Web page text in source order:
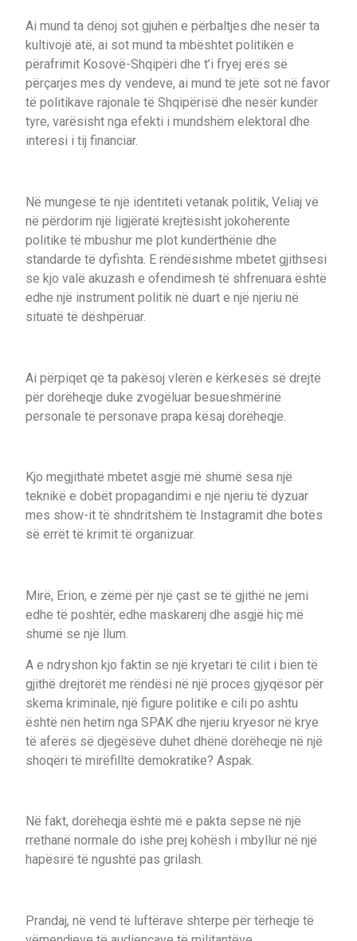
Ai mund ta dënoj sot gjuhën e përbaltjes dhe nesër ta
kultivojë atë, ai sot mund ta mbështet politikën e
përafrimit Kosovë-Shqipëri dhe t’i fryej erës së
përçarjes mes dy vendeve, ai mund të jetë sot në favor
të politikave rajonale të Shqipërisë dhe nesër kundër
tyre, varësisht nga efekti i mundshëm elektoral dhe
interesi i tij financiar.
Në mungesë të një identiteti vetanak politik, Veliaj vë
në përdorim një ligjëratë krejtësisht jokoherente
politike të mbushur me plot kundërthënie dhe
standarde të dyfishta. E rëndësishme mbetet gjithsesi
se kjo valë akuzash e ofendimesh të shfrenuara është
edhe një instrument politik në duart e një njeriu në
situatë të dëshpëruar.
Ai përpiqet që ta pakësoj vlerën e kërkesës së drejtë
për dorëheqje duke zvogëluar besueshmërinë
personale të personave prapa kësaj dorëheqje.
Kjo megjithatë mbetet asgjë më shumë sesa një
teknikë e dobët propagandimi e një njeriu të dyzuar
mes show-it të shndritshëm të Instagramit dhe botës
së errët të krimit të organizuar.
Mirë, Erion, e zëmë për një çast se të gjithë ne jemi
edhe të poshtër, edhe maskarenj dhe asgjë hiç më
shumë se një llum.
A e ndryshon kjo faktin se një kryetari të cilit i bien të
gjithë drejtorët me rëndësi në një proces gjyqësor për
skema kriminale, një figure politike e cili po ashtu
është nën hetim nga SPAK dhe njeriu kryesor në krye
të aferës së djegësëve duhet dhënë dorëheqje në një
shoqëri të mirëfilltë demokratike? Aspak.
Në fakt, dorëheqja është më e pakta sepse në një
rrethanë normale do ishe prej kohësh i mbyllur në një
hapësirë të ngushtë pas grilash.
Prandaj, në vend të luftërave shterpe për tërheqje të